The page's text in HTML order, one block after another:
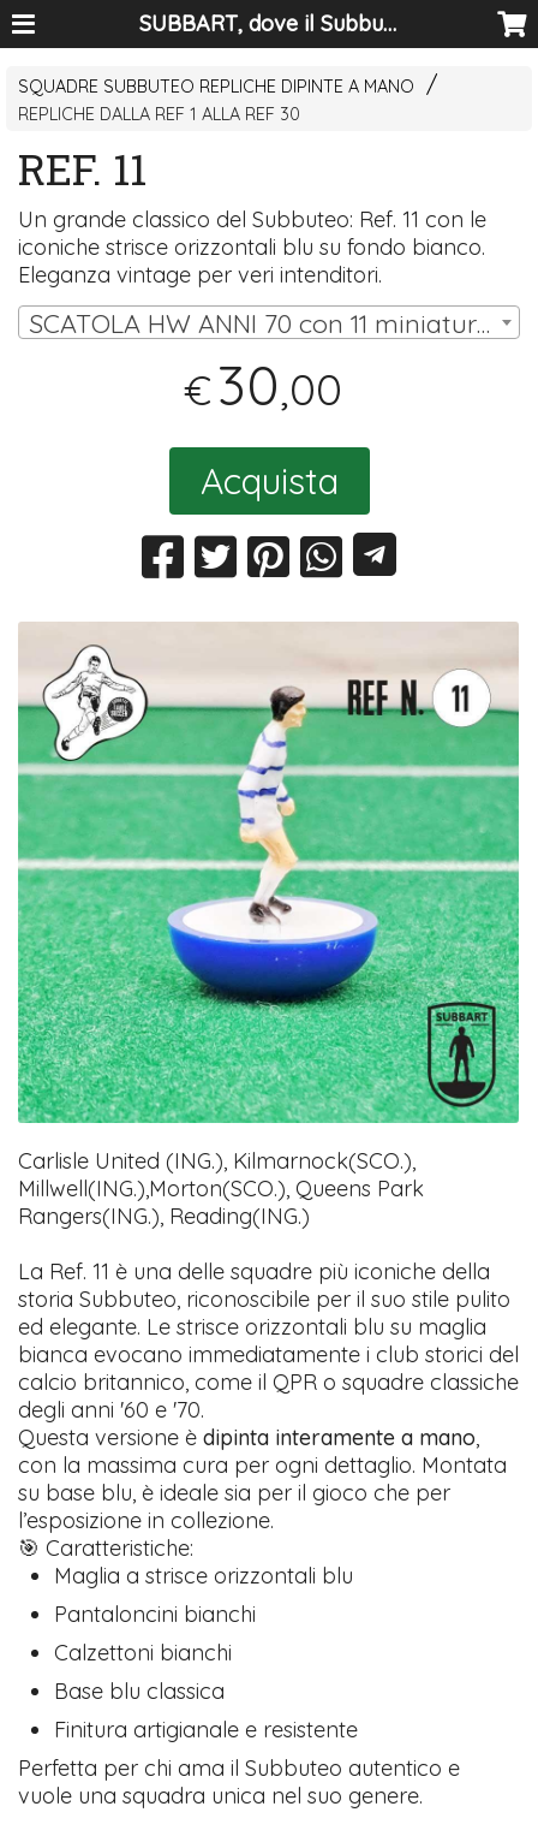
SUBBART, dove il Subbuteo diventa arte
SQUADRE SUBBUTEO REPLICHE DIPINTE A MANO
REPLICHE DALLA REF 1 ALLA REF 30
REF. 11
Un grande classico del Subbuteo: Ref. 11 con le
iconiche strisce orizzontali blu su fondo bianco.
Eleganza vintage per veri intenditori.
SCATOLA HW ANNI 70 con 11 miniature (10 omini, portiere su asta) | € 30,00
€30,00
Acquista
Carlisle United (ING.), Kilmarnock(SCO.),
Millwell(ING.),Morton(SCO.), Queens Park
Rangers(ING.), Reading(ING.)
La Ref. 11 è una delle squadre più iconiche della
storia Subbuteo, riconoscibile per il suo stile pulito
ed elegante. Le strisce orizzontali blu su maglia
bianca evocano immediatamente i club storici del
calcio britannico, come il QPR o squadre classiche
degli anni '60 e '70.
Questa versione èdipinta interamente a mano,
con la massima cura per ogni dettaglio. Montata
su base blu, è ideale sia per il gioco che per
l’esposizione in collezione.
🎯 Caratteristiche:
Maglia a strisce orizzontali blu
Pantaloncini bianchi
Calzettoni bianchi
Base blu classica
Finitura artigianale e resistente
Perfetta per chi ama il Subbuteo autentico e
vuole una squadra unica nel suo genere.